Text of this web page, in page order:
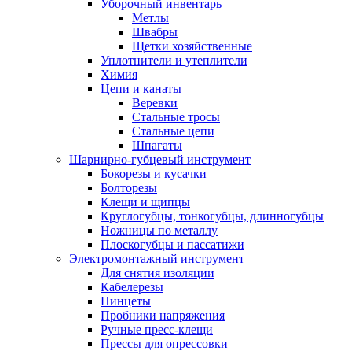
Уборочный инвентарь
Метлы
Швабры
Щетки хозяйственные
Уплотнители и утеплители
Химия
Цепи и канаты
Веревки
Стальные тросы
Стальные цепи
Шпагаты
Шарнирно-губцевый инструмент
Бокорезы и кусачки
Болторезы
Клещи и щипцы
Круглогубцы, тонкогубцы, длинногубцы
Ножницы по металлу
Плоскогубцы и пассатижи
Электромонтажный инструмент
Для снятия изоляции
Кабелерезы
Пинцеты
Пробники напряжения
Ручные пресс-клещи
Прессы для опрессовки